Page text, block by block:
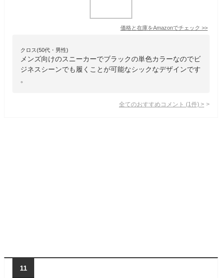
価格と在庫をAmazonでチェック >>
クロス(50代・男性)
メンズ向けのスニーカーでブラックの単色カラーなのでビ
ジネスシーンでも履くことが可能なシックなデザインです
。
全てのおすすめコメント (1 件) >
11